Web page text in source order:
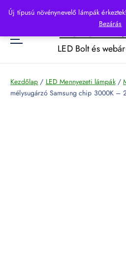
Új típusú növénynevelő lámpák
Bezárás
p
o
LED Bolt és
Kezdőlap / LED Mennyezeti lámpák/
mélysugárzó Samsung chip 3000K –